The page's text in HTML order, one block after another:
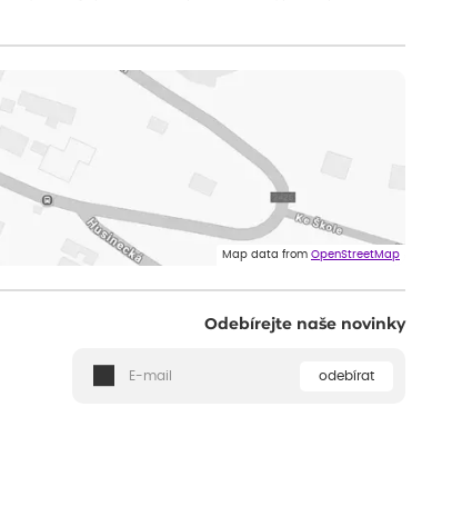
Map data from OpenStreetMap
Odebírejte naše novinky
odebírat